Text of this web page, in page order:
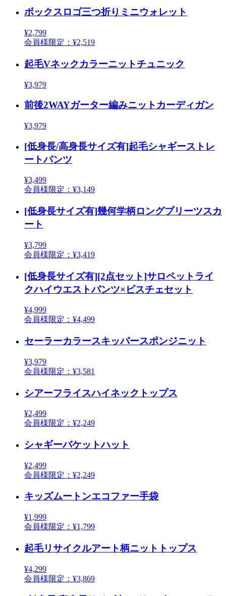
ボックスロゴ三つ折りミニウォレット
¥2,799
会員様限定：¥2,519
起毛Vネックカラーニットチュニック
¥3,979
前後2WAYガーター編みニットカーディガン
¥3,979
[低身長/高身長サイズ有]起毛シャギーストレ
ートパンツ
¥3,499
会員様限定：¥3,149
[低身長サイズ有]幾何学柄ロングプリーツスカ
ート
¥3,799
会員様限定：¥3,419
[低身長サイズ有][2点セット]サロペットライ
クハイウエストパンツ×ビスチェセット
¥4,999
会員様限定：¥4,499
セーラーカラースキッパースポンジニット
¥3,979
会員様限定：¥3,581
シアーフライスハイネックトップス
¥2,499
会員様限定：¥2,249
シャギーバケットハット
¥2,499
会員様限定：¥2,249
キッズムートンエコファー手袋
¥1,999
会員様限定：¥1,799
起毛リサイクルアート柄ニットトップス
¥4,299
会員様限定：¥3,869